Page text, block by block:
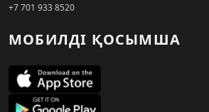
+7 701 933 8520
МОБИЛДІ ҚОСЫМША